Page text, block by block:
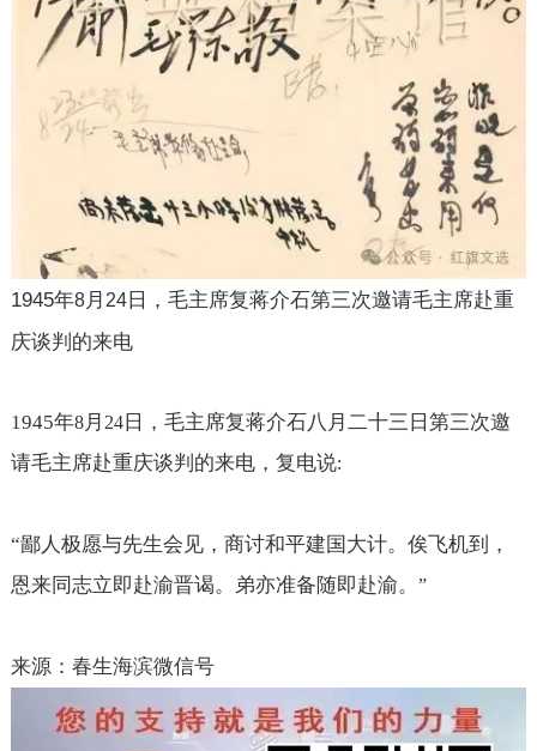
1945年8月 24日，毛主席复蒋介石第三次邀请毛主席赴重
庆谈判的来电
1945年8月 24日，毛主席复蒋介石八月二十三日第三次邀
请毛主席赴重庆谈判的来电，复电说:
“鄙人极愿与先生会见，商讨和平建国大计。俟飞机到，
恩来同志立即赴渝晋谒。弟亦准备随即赴渝。 ”
来源：春生海滨微信号